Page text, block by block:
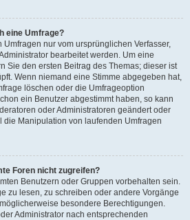
eine Umfrage?
nur vom ursprünglichen Verfasser,
bearbeitet werden. Um eine
Sie den ersten Beitrag des Themas; dieser ist
Wenn niemand eine Stimme abgegeben hat,
löschen oder die Umfrageoption
ein Benutzer abgestimmt haben, so kann
oder Administratoren geändert oder
die Manipulation von laufenden Umfragen
Foren nicht zugreifen?
Benutzern oder Gruppen vorbehalten sein.
zu lesen, zu schreiben oder andere Vorgänge
besondere Berechtigungen.
Administrator nach entsprechenden